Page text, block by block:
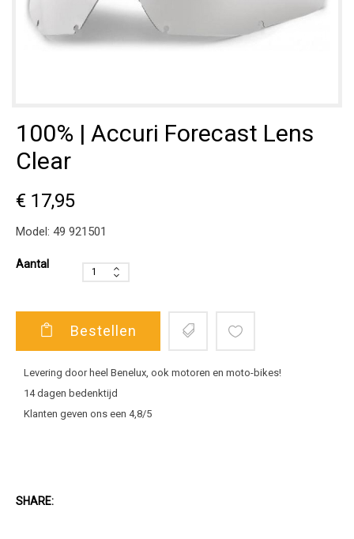
100% | Accuri Forecast Lens
Clear
€ 17,95
Model: 49 921501
Aantal
Bestellen
Levering door heel Benelux, ook motoren en moto-bikes!
14 dagen bedenktijd
Klanten geven ons een 4,8/5
SHARE: